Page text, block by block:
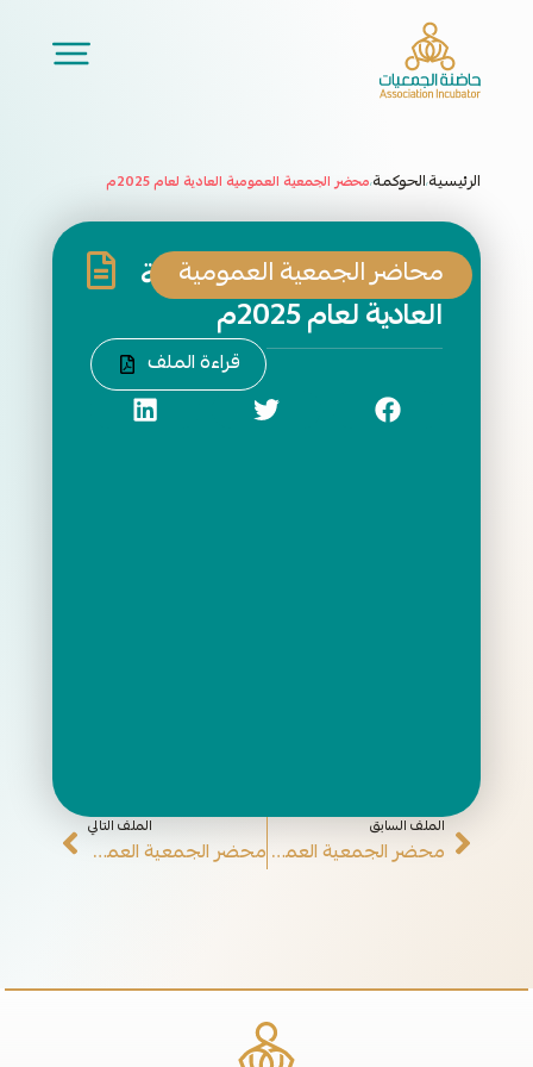
الرئيسية/الحوكمة/محضر الجمعية العمومية العادية لعام 2025م
محضر الجمعية العمومية
العادية لعام 2025م
محاضر الجمعية العمومية
قراءة الملف
الملف السابق
محضر الجمعية العمومية غير العادية لعام 2024م
الملف التالي
محضر الجمعية العمومية غير العادية لعام 2025م